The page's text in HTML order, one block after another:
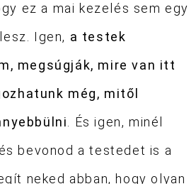
ez a mai kezelés sem egy
Igen, a testek
megsúgják, mire van itt
még, mitől
. És igen, minél
bevonod a testedet is a
neked abban, hogy olyan